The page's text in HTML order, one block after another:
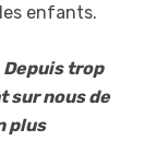
enfants.
Depuis trop
sur nous de
plus